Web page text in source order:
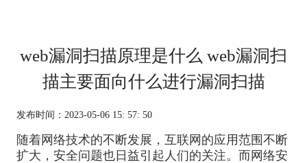
web漏洞扫描原理是什么 web漏洞扫
描主要面向什么进行漏洞扫描
发布时间：2023-05-06 15: 57: 50
随着网络技术的不断发展，互联网的应用范围不断
扩大，安全问题也日益引起人们的关注。而网络安